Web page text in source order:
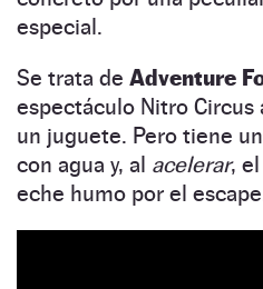
especial.
Se trata de Adventure
espectáculo Nitro Circus
un juguete. Pero tiene
con agua y, al acelerar,
eche humo por el